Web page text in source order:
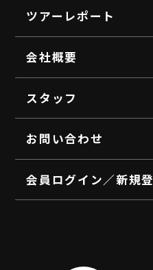
ツアーレポート
会社概要
スタッフ
お問い合わせ
会員ログイン／新規